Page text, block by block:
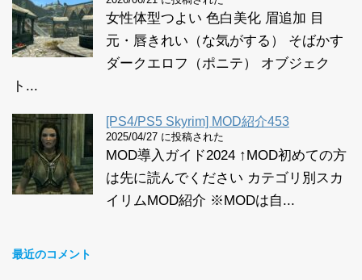
女性体型つよい 色白美化 眉追加 目
元・唇きれい（な気がする） そばかす
ダークエロフ（ポニテ） オブジェク
ト...
[PS4/PS5 Skyrim] MOD紹介453
2025/04/27 に投稿された
MOD導入ガイド2024 ↑MOD初めての方
は先に読んでください カテゴリ別スカ
イリムMOD紹介 ※MODは自...
最近のコメント